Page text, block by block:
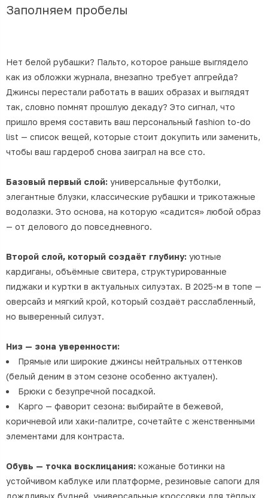
Заполняем пробелы
Нет белой рубашки? Пальто, которое раньше выглядело
как из обложки журнала, внезапно требует апгрейда?
Джинсы перестали работать в ваших образах и выглядят
так, словно помнят прошлую декаду? Это сигнал, что
пришло время составить ваш персональный fashion to-do
list — список вещей, которые стоит докупить или заменить,
чтобы ваш гардероб снова заиграл на все сто.
Базовый первый слой: универсальные футболки,
элегантные блузки, классические рубашки и трикотажные
водолазки. Это основа, на которую «садится» любой образ
— от делового до повседневного.
Второй слой, который создаёт глубину: уютные
кардиганы, объёмные свитера, структурированные
пиджаки и куртки в актуальных силуэтах. В 2025-м в топе —
оверсайз и мягкий крой, который создаёт расслабленный,
но выверенный силуэт.
Низ — зона уверенности:
Прямые или широкие джинсы нейтральных оттенков
(белый деним в этом сезоне особенно актуален).
Брюки с безупречной посадкой.
Карго — фаворит сезона: выбирайте в бежевой,
коричневой или хаки-палитре, сочетайте с женственными
элементами для контраста.
Обувь — точка восклицания: кожаные ботинки на
устойчивом каблуке или платформе, резиновые сапоги для